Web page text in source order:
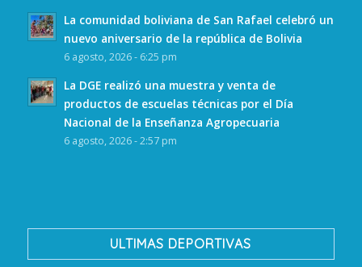
La comunidad boliviana de San Rafael celebró un
nuevo aniversario de la república de Bolivia
6 agosto, 2026 - 6:25 pm
La DGE realizó una muestra y venta de
productos de escuelas técnicas por el Día
Nacional de la Enseñanza Agropecuaria
6 agosto, 2026 - 2:57 pm
ULTIMAS DEPORTIVAS